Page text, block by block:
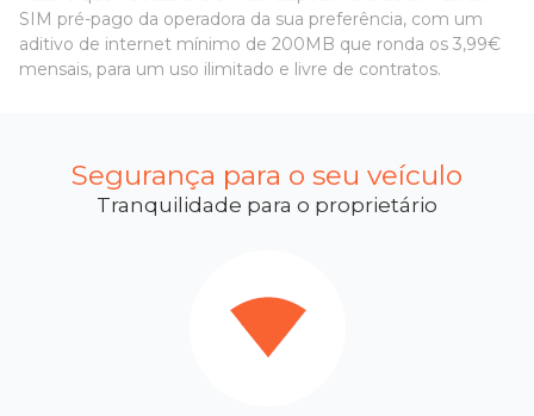
SIM pré-pago da operadora da sua preferência, com um
aditivo de internet mínimo de 200MB que ronda os 3,99€
mensais, para um uso ilimitado e livre de contratos.
Segurança para o seu veículo
Tranquilidade para o proprietário